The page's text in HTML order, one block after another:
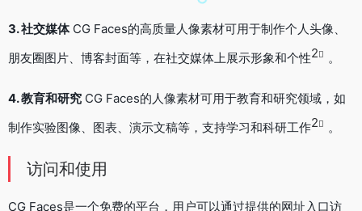
3. 社交媒体CG Faces的高质量人像素材可用于制作个人头像、
朋友圈图片、博客封面等，在社交媒体上展示形象和个性2 。
4. 教育和研究 CG Faces的人像素材可用于教育和研究领域，如
制作实验图像、图表、演示文稿等，支持学习和科研工作2 。
访问和使用
CG Faces是一个免费的平台，用户可以通过提供的网址入口访